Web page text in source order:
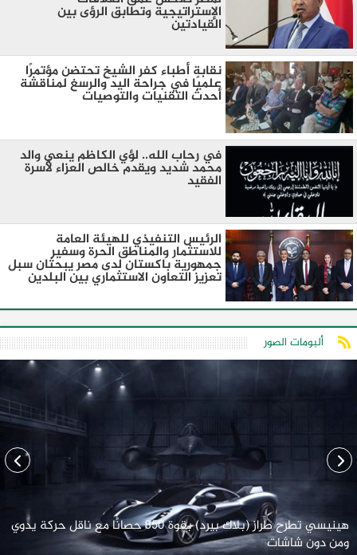
الإستراتيجية وتطابق الرؤى بين
القيادتين
نقابة أطباء كفر الشيخ تحتضن مؤتمرًا
علميًا في جراحة اليد والرسغ لمناقشة
أحدث التقنيات والتوصيات
في رحاب الله.. لؤي الكاظم ينعي والد
محمد شديد ويقدم خالص العزاء لأسرة
الفقيد
الرئيس التنفيذي للهيئة العامة
للاستثمار والمناطق الحرة وسفير
جمهورية باكستان لدى مصر يبحثان سبل
تعزيز التعاون الاستثماري بين البلدين
ألبومات الصور
هينيسي تطرح طراز (بلاك بيرد) بقوة 850 حصانًا مع ناقل حركة يدوي
ومن دون شاشات